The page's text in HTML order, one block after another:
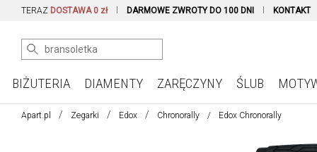
TERAZ DOSTAWA 0 zł DARMOWE ZWROTY DO 100 DNI KONTAKT
BIŻUTERIA DIAMENTY ZARĘCZYNY ŚLUB
Apart.pl Zegarki Edox Chronorally Edox Chronorally